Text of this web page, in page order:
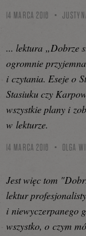
14 MARCA 2016
... lektura „Dobrze
ogromnie
i czytania. Eseje o
Stasiuku czy
wszystkie plany i
w lekturze.
14 MARCA 2016 OLGA
Jest więc tom
lektur
i niewyczerpanego
wszystko, o czym